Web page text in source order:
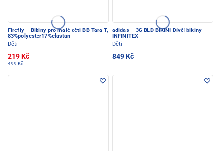
Firefly · Bikiny pro malé děti BB Tara T,
83%polyester17%elastan
Děti
219 Kč
499 Kč
adidas · 3S BLD BIKINI Dívčí bikiny
INFINITEX
Děti
849 Kč